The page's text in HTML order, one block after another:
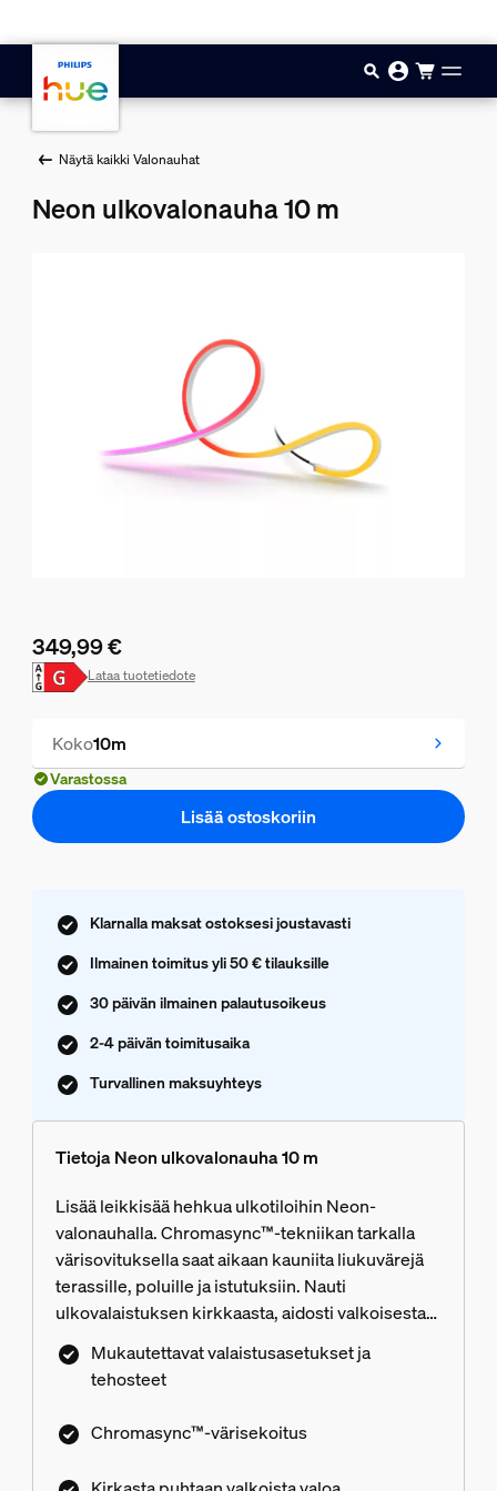
Näytä kaikki Valonauhat
Neon ulkovalonauha 10 m
Nykyinen hinta on 349,99 €
349,99 €
Lataa tuotetiedote
Koko10m
Varastossa
Lisää ostoskoriin
Klarnalla maksat ostoksesi joustavasti
Ilmainen toimitus yli 50 € tilauksille
30 päivän ilmainen palautusoikeus
2-4 päivän toimitusaika
Turvallinen maksuyhteys
Tietoja Neon ulkovalonauha 10 m
Lisää leikkisää hehkua ulkotiloihin Neon-
valonauhalla. Chromasync™-tekniikan tarkalla
värisovituksella saat aikaan kauniita liukuvärejä
terassille, poluille ja istutuksiin. Nauti
ulkovalaistuksen kirkkaasta, aidosti valkoisesta
valosta kaikissa luonnollisissa sävyissä.
Mukautettavat valaistusasetukset ja dynaamiset
tehosteet luovat täydellisen tunnelman jokaiseen
ulkoilmahetkeen. Asennus on helppoa – kytke
valonauha tavalliseen pistorasiaan mukana
Mukautettavat valaistusasetukset ja
tehosteet
Chromasync™-värisekoitus